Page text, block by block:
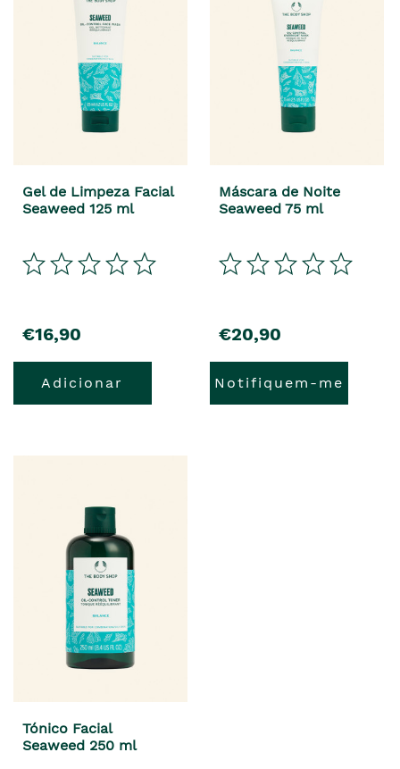
Gel de Limpeza Facial
Seaweed 125 ml
€16,90
Adicionar
Máscara de Noite
Seaweed 75 ml
€20,90
Notifiquem-me
Tónico Facial
Seaweed 250 ml